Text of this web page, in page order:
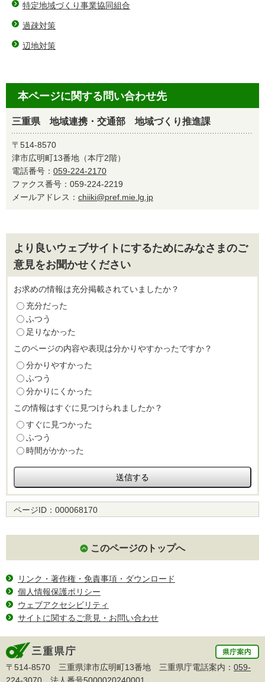
特定地域づくり事業協同組合
過疎対策
辺地対策
本ページに関する問い合わせ先
三重県 地域連携・交通部 地域づくり推進課
〒514-8570
津市広明町13番地（本庁2階）
電話番号： 059-224-2170
ファクス番号：059-224-2219
メールアドレス： chiiki@pref.mie.lg.jp
より良いウェブサイトにするためにみなさまのご
意見をお聞かせください
お求めの情報は充分掲載されていましたか？
充分だった
ふつう
足りなかった
このページの内容や表現は分かりやすかったですか？
分かりやすかった
ふつう
分かりにくかった
この情報はすぐに見つけられましたか？
すぐに見つかった
ふつう
時間がかかった
ページID： 000068170
このページのトップへ
リンク・著作権・免責事項・ダウンロード
個人情報保護ポリシー
ウェブアクセシビリティ
サイトに関するご意見・お問い合わせ
〒514-8570 三重県津市広明町13番地 三重県庁電話案内： 059-